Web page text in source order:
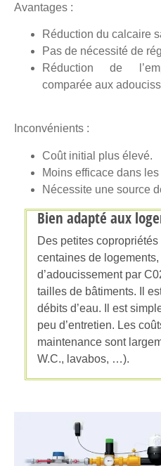
Avantages :
Réduction du calcaire
Pas de nécessité de
Réduction de
comparée aux
Inconvénients :
Coût initial plus élevé.
Moins efficace dans
Nécessite une source
Bien adapté aux
Des petites
centaines de
d’adoucissement par
tailles de bâtiments. Il
débits d’eau. Il est
peu d’entretien. Les
maintenance sont
W.C., lavabos, …).